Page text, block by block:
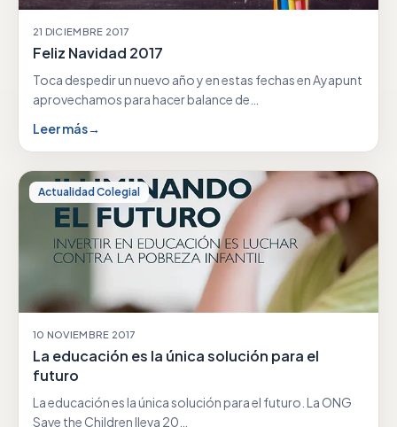
21 DICIEMBRE 2017
Feliz Navidad 2017
Toca despedir un nuevo año y en estas fechas en Ayapunt
aprovechamos para hacer balance de…
Leer más→
Actualidad Colegial
10 NOVIEMBRE 2017
La educación es la única solución para el
futuro
La educación es la única solución para el futuro. La ONG
Save the Children lleva 20…